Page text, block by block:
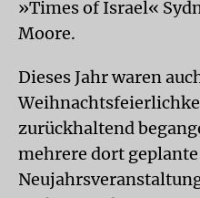
»Times of Israel«
Moore.
Dieses Jahr waren
zurückhaltend
mehrere dort geplante